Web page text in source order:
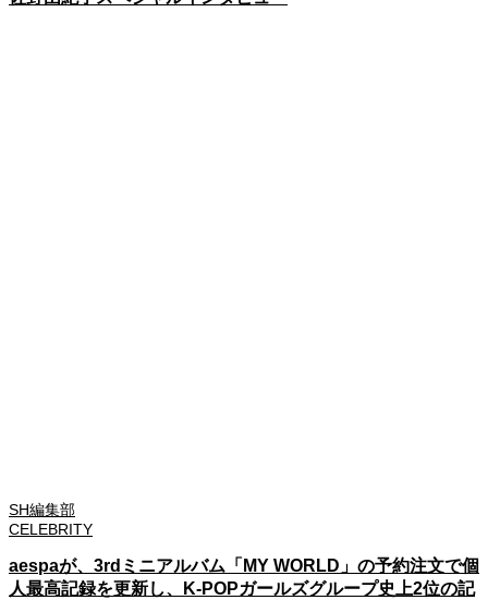
SH編集部
CELEBRITY
aespaが、3rdミニアルバム「MY WORLD」の予約注文で個
人最高記録を更新し、K-POPガールズグループ史上2位の記